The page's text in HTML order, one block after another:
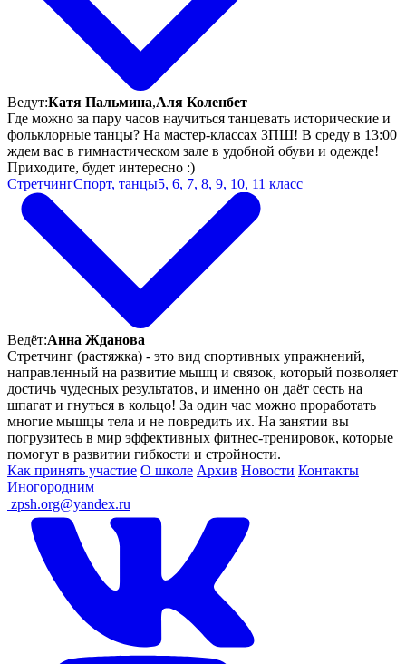
Ведут:Катя Пальмина,Аля Коленбет
Где можно за пару часов научиться танцевать исторические и
фольклорные танцы? На мастер-классах ЗПШ! В среду в 13:00
ждем вас в гимнастическом зале в удобной обуви и одежде!
Приходите, будет интересно :)
СтретчингСпорт, танцы5, 6, 7, 8, 9, 10, 11 класс
Ведёт:Анна Жданова
Стретчинг (растяжка) - это вид спортивных упражнений,
направленный на развитие мышц и связок, который позволяет
достичь чудесных результатов, и именно он даёт сесть на
шпагат и гнуться в кольцо! За один час можно проработать
многие мышцы тела и не повредить их. На занятии вы
погрузитесь в мир эффективных фитнес-тренировок, которые
помогут в развитии гибкости и стройности.
Как принять участие О школе Архив Новости Контакты
Иногородним
zpsh.org@yandex.ru